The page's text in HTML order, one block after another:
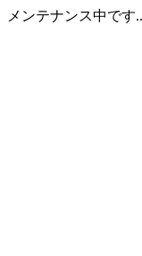
メンテナンス中です